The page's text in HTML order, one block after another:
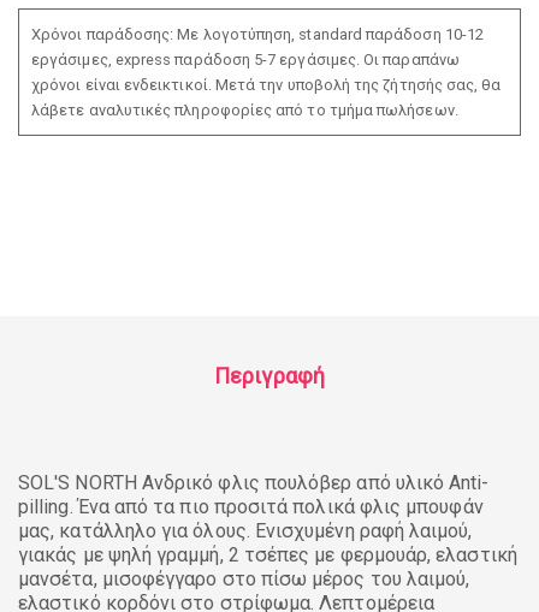
Χρόνοι παράδοσης: Με λογοτύπηση, standard παράδοση 10-12
εργάσιμες, express παράδοση 5-7 εργάσιμες. Οι παραπάνω
χρόνοι είναι ενδεικτικοί. Μετά την υποβολή της ζήτησής σας, θα
λάβετε αναλυτικές πληροφορίες από το τμήμα πωλήσεων.
Περιγραφή
SOL'S NORTH Ανδρικό φλις πουλόβερ από υλικό Anti-
pilling. Ένα από τα πιο προσιτά πολικά φλις μπουφάν
μας, κατάλληλο για όλους. Ενισχυμένη ραφή λαιμού,
γιακάς με ψηλή γραμμή, 2 τσέπες με φερμουάρ, ελαστική
μανσέτα, μισοφέγγαρο στο πίσω μέρος του λαιμού,
ελαστικό κορδόνι στο στρίφωμα. Λεπτομέρεια